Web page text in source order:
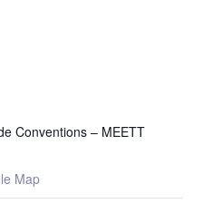
Conventions – MEETT
Map